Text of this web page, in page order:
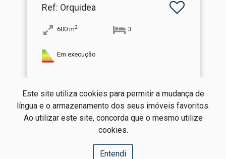
Este site utiliza cookies para permitir a mudança de
língua e o armazenamento dos seus imóveis favoritos.
Ao utilizar este site, concorda que o mesmo utilize
cookies.
Entendi
Ref: Orquidea
600 m2 3
Em execução
AG Real Estate
Notable Perimeter Lda